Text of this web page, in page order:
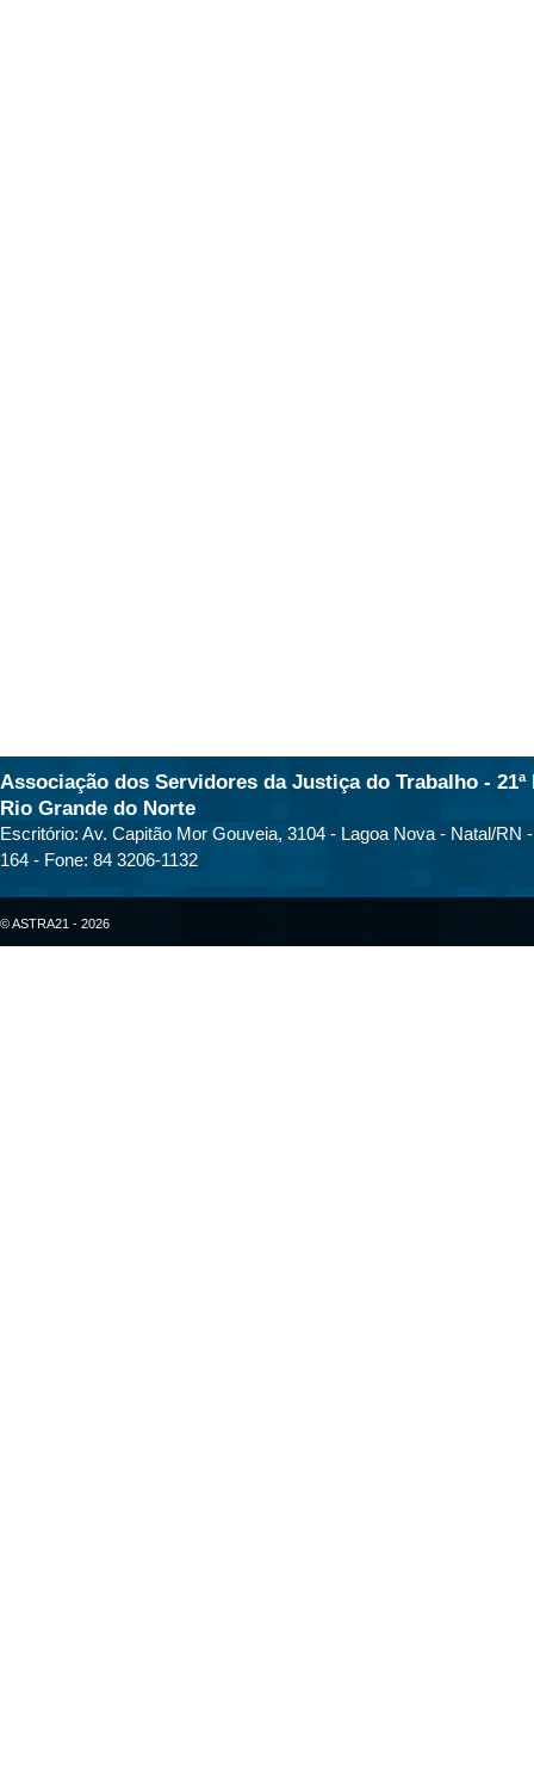
Associação dos Servidores da Justiça do Trabalho - 21ª
Rio Grande do Norte
Escritório: Av. Capitão Mor Gouveia, 3104 - Lagoa Nova - Natal/RN
164 - Fone: 84 3206-1132
© ASTRA21 - 2026